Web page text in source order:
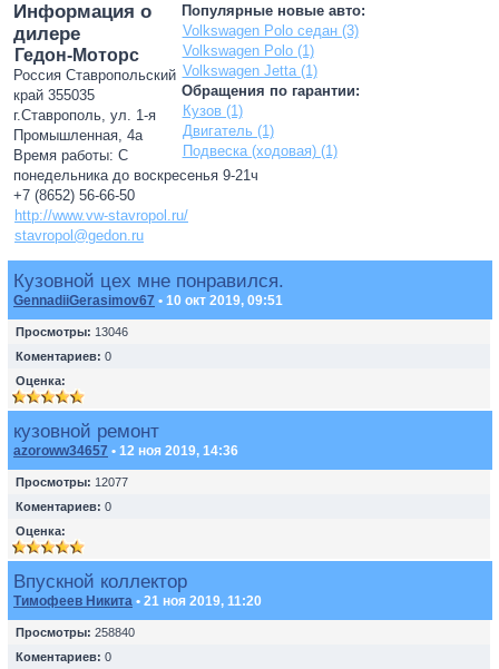
Популярные новые авто:
Volkswagen Polo седан (3)
Volkswagen Polo (1)
Volkswagen Jetta (1)
Обращения по гарантии:
Кузов (1)
Двигатель (1)
Подвеска (ходовая) (1)
Информация о
дилере
Гедон-Моторс
Россия Ставропольский
край 355035
г.Ставрополь, ул. 1-я
Промышленная, 4а
Время работы: С
понедельника до воскресенья 9-21ч
+7 (8652) 56-66-50
http://www.vw-stavropol.ru/
stavropol@gedon.ru
Кузовной цех мне понравился.
GennadiiGerasimov67 • 10 окт 2019, 09:51
Просмотры: 13046
Коментариев: 0
Оценка:
кузовной ремонт
azoroww34657 • 12 ноя 2019, 14:36
Просмотры: 12077
Коментариев: 0
Оценка:
Впускной коллектор
Тимофеев Никита • 21 ноя 2019, 11:20
Просмотры: 258840
Коментариев: 0